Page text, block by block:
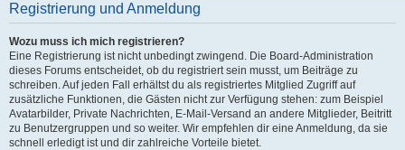
Registrierung und Anmeldung
Wozu muss ich mich registrieren?
Eine Registrierung ist nicht unbedingt zwingend. Die Board-Administration
dieses Forums entscheidet, ob du registriert sein musst, um Beiträge zu
schreiben. Auf jeden Fall erhältst du als registriertes Mitglied Zugriff auf
zusätzliche Funktionen, die Gästen nicht zur Verfügung stehen: zum Beispiel
Avatarbilder, Private Nachrichten, E-Mail-Versand an andere Mitglieder, Beitritt
zu Benutzergruppen und so weiter. Wir empfehlen dir eine Anmeldung, da sie
schnell erledigt ist und dir zahlreiche Vorteile bietet.